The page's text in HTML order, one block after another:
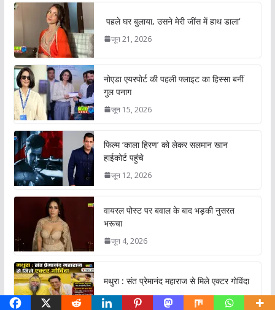
पहले घर बुलाया, उसने मेरी जींस में हाथ डाला’
जून 21, 2026
नोएडा एयरपोर्ट की पहली फ्लाइट का हिस्सा बनीं
गुल पनाग
जून 15, 2026
फिल्म ‘काला हिरण’ को लेकर सलमान खान
हाईकोर्ट पहुंचे
जून 12, 2026
वायरल पोस्ट पर बवाल के बाद भड़की नुसरत
भरूचा
जून 4, 2026
मथुरा : संत प्रेमानंद महाराज से मिले एक्टर गोविंदा
अप्रैल 27, 2026